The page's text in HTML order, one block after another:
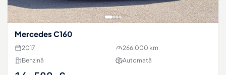
Mercedes C160
2017
266.000 km
Benzină
Automată